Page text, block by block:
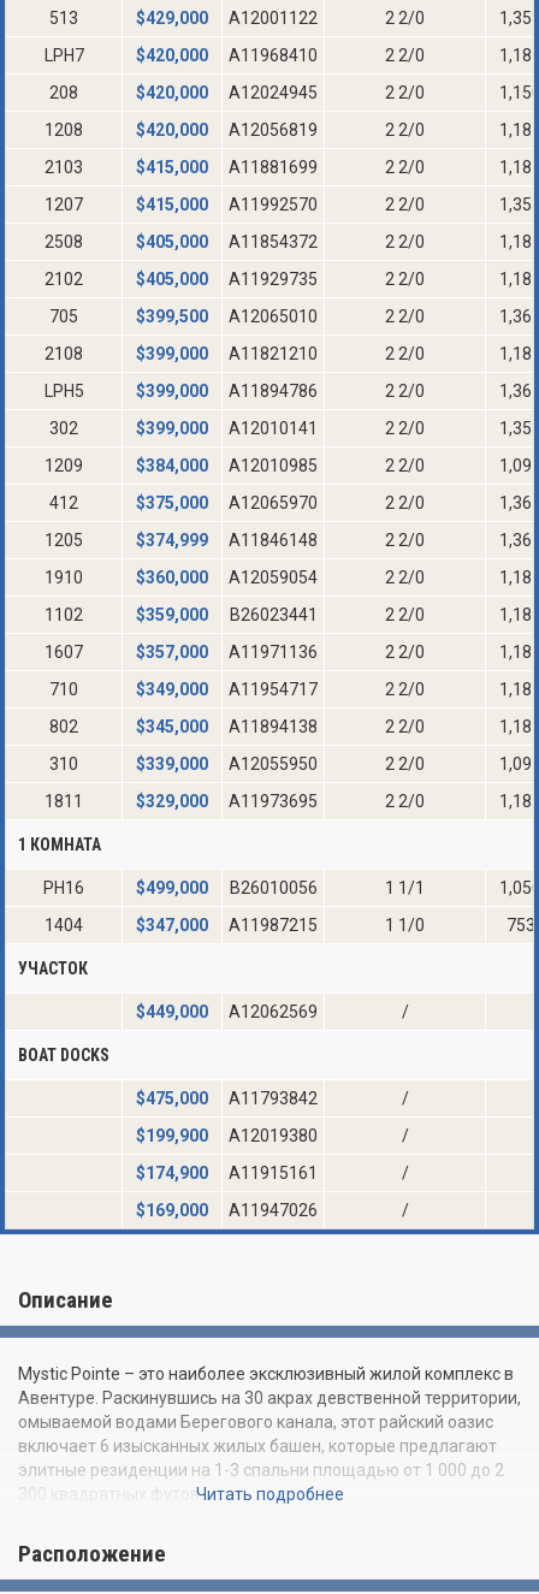
513 $429,000 A12001122 2 2/0
LPH7
$420,000 A11968410 2 2/0
208
$420,000 A12024945 2 2/0
1208
$420,000 A12056819 2 2/0
2103
$415,000 A11881699 2 2/0
1207
$415,000 A11992570 2 2/0
2508
$405,000 A11854372 2 2/0
2102
$405,000 A11929735 2 2/0
705
$399,500 A12065010 2 2/0
2108
$399,000 A11821210 2 2/0
LPH5
$399,000 A11894786 2 2/0
302
$399,000 A12010141 2 2/0
1209
$384,000 A12010985 2 2/0
412
$375,000 A12065970 2 2/0
1205
$374,999 A11846148 2 2/0
1910
$360,000 A12059054 2 2/0
1102
$359,000 B26023441 2 2/0
1607
$357,000 A11971136 2 2/0
710
$349,000 A11954717 2 2/0
802
$345,000 A11894138 2 2/0
310
$339,000 A12055950 2 2/0
1811
$329,000 A11973695 2 2/0
1 КОМНАТА
PH16 $499,000 B26010056 1 1/1
1404
$347,000 A11987215 1 1/0 753
УЧАСТОК
$449,000 A12062569 /
BOAT DOCKS
$475,000 A11793842
/
$199,900 A12019380
/
$174,900 A11915161
/
$169,000 A11947026 /
Описание
Mystic Pointe – это наиболее эксклюзивный жилой комплекс в
Авентуре. Раскинувшись на 30 акрах девственной территории,
омываемой водами Берегового канала, этот райский оазис
включает 6 изысканных жилых башен, которые предлагают
элитные резиденции на 1-3 спальни площадью от 1 000 до 2
300 квадратных футов.
открываются захватывающие виды на океан, город и поля
для гольфа. Каждая башня комплекса может похвастаться
Читать подробнее
Расположение